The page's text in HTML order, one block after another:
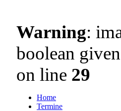
Warning:
boolean
on line 29
Home
Termine